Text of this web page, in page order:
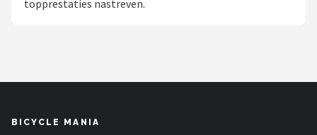
topprestaties nastreven.
BICYCLE MANIA